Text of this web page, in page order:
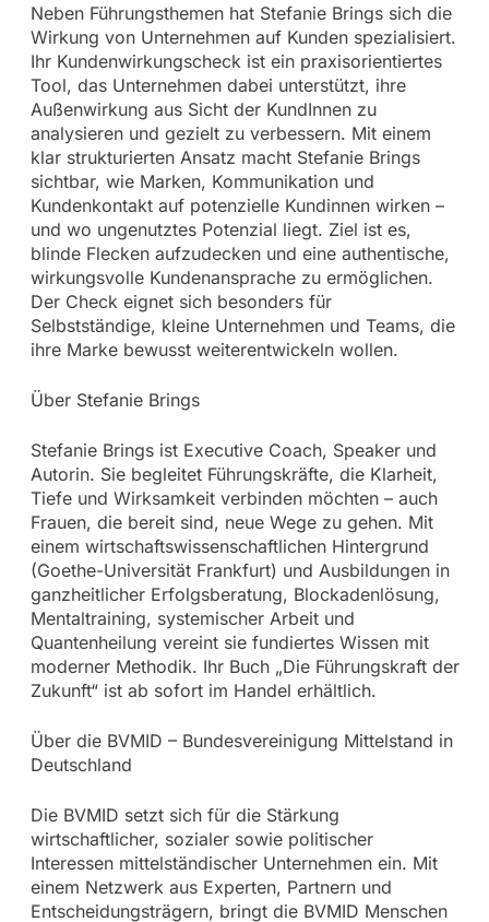
Neben Führungsthemen hat Stefanie Brings sich die
Wirkung von Unternehmen auf Kunden spezialisiert.
Ihr Kundenwirkungscheck ist ein praxisorientiertes
Tool, das Unternehmen dabei unterstützt, ihre
Außenwirkung aus Sicht der KundInnen zu
analysieren und gezielt zu verbessern. Mit einem
klar strukturierten Ansatz macht Stefanie Brings
sichtbar, wie Marken, Kommunikation und
Kundenkontakt auf potenzielle Kundinnen wirken –
und wo ungenutztes Potenzial liegt. Ziel ist es,
blinde Flecken aufzudecken und eine authentische,
wirkungsvolle Kundenansprache zu ermöglichen.
Der Check eignet sich besonders für
Selbstständige, kleine Unternehmen und Teams, die
ihre Marke bewusst weiterentwickeln wollen.
Über Stefanie Brings
Stefanie Brings ist Executive Coach, Speaker und
Autorin. Sie begleitet Führungskräfte, die Klarheit,
Tiefe und Wirksamkeit verbinden möchten – auch
Frauen, die bereit sind, neue Wege zu gehen. Mit
einem wirtschaftswissenschaftlichen Hintergrund
(Goethe-Universität Frankfurt) und Ausbildungen in
ganzheitlicher Erfolgsberatung, Blockadenlösung,
Mentaltraining, systemischer Arbeit und
Quantenheilung vereint sie fundiertes Wissen mit
moderner Methodik. Ihr Buch „Die Führungskraft der
Zukunft“ ist ab sofort im Handel erhältlich.
Über die BVMID – Bundesvereinigung Mittelstand in
Deutschland
Die BVMID setzt sich für die Stärkung
wirtschaftlicher, sozialer sowie politischer
Interessen mittelständischer Unternehmen ein. Mit
einem Netzwerk aus Experten, Partnern und
Entscheidungsträgern, bringt die BVMID Menschen